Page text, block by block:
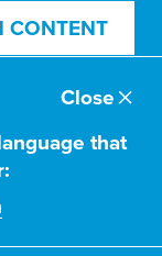
CONTENT
that
Close